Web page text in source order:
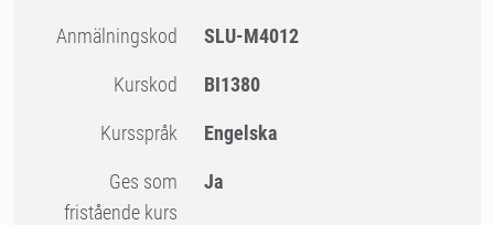
Anmälningskod SLU-M4012
Kurskod BI1380
Kursspråk Engelska
Ges som
fristående kurs
Ja